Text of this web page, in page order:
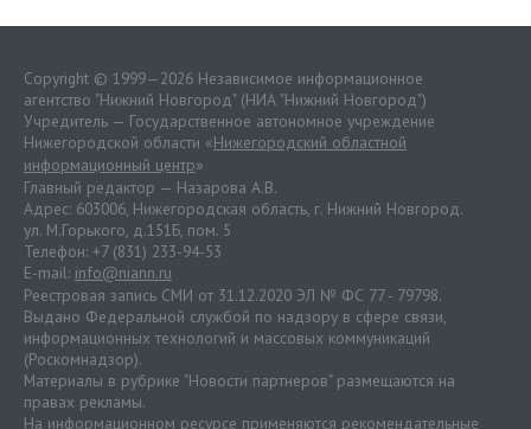
Copyright © 1999—2026 Независимое информационное
агентство "Нижний Новгород" (НИА "Нижний Новгород")
Учредитель — Государственное автономное учреждение
Нижегородской области «Нижегородский областной
информационный центр»
Главный редактор — Назарова А.В.
Адрес: 603006, Нижегородская область, г. Нижний Новгород.
ул. М.Горького, д.151Б, пом. 5
Телефон: +7 (831) 233-94-53
E-mail: info@niann.ru
Реестровая запись СМИ от 31.12.2020 ЭЛ № ФС 77 - 79798.
Выдано Федеральной службой по надзору в сфере связи,
информационных технологий и массовых коммуникаций
(Роскомнадзор).
Материалы в рубрике "Новости партнеров" размещаются на
правах рекламы.
На информационном ресурсе применяются рекомендательные